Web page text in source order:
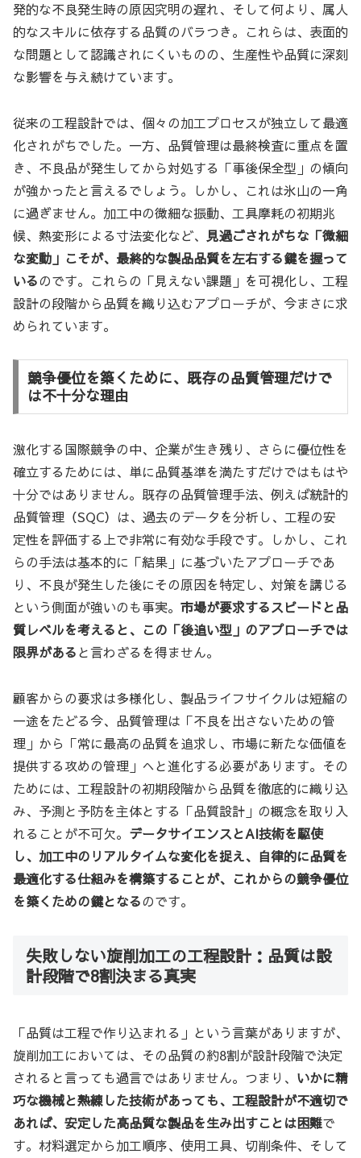
発的な不良発生時の原因究明の遅れ、そして何より、属人
的なスキルに依存する品質のバラつき。これらは、表面的
な問題として認識されにくいものの、生産性や品質に深刻
な影響を与え続けています。
従来の工程設計では、個々の加工プロセスが独立して最適
化されがちでした。一方、品質管理は最終検査に重点を置
き、不良品が発生してから対処する「事後保全型」の傾向
が強かったと言えるでしょう。しかし、これは氷山の一角
に過ぎません。加工中の微細な振動、工具摩耗の初期兆
候、熱変形による寸法変化など、 見過ごされがちな「微細
な変動」こそが、最終的な製品品質を左右する鍵を握って
いるのです。これらの「見えない課題」を可視化し、工程
設計の段階から品質を織り込むアプローチが、今まさに求
められています。
競争優位を築くために、既存の品質管理だけで
は不十分な理由
激化する国際競争の中、企業が生き残り、さらに優位性を
確立するためには、単に品質基準を満たすだけではもはや
十分ではありません。既存の品質管理手法、例えば統計的
品質管理（SQC）は、過去のデータを分析し、工程の安
定性を評価する上で非常に有効な手段です。しかし、これ
らの手法は基本的に「結果」に基づいたアプローチであ
り、不良が発生した後にその原因を特定し、対策を講じる
という側面が強いのも事実。 市場が要求するスピードと品
質レベルを考えると、この「後追い型」のアプローチでは
限界があると言わざるを得ません。
顧客からの要求は多様化し、製品ライフサイクルは短縮の
一途をたどる今、品質管理は「不良を出さないための管
理」から「常に最高の品質を追求し、市場に新たな価値を
提供する攻めの管理」へと進化する必要があります。その
ためには、工程設計の初期段階から品質を徹底的に織り込
み、予測と予防を主体とする「品質設計」の概念を取り入
れることが不可欠。 データサイエンスとAI技術を駆使
し、加工中のリアルタイムな変化を捉え、自律的に品質を
最適化する仕組みを構築することが、これからの競争優位
を築くための鍵となるのです。
失敗しない旋削加工の工程設計：品質は設
計段階で8割決まる真実
「品質は工程で作り込まれる」という言葉がありますが、
旋削加工においては、その品質の約8割が設計段階で決定
されると言っても過言ではありません。つまり、 いかに精
巧な機械と熟練した技術があっても、工程設計が不適切で
あれば、安定した高品質な製品を生み出すことは困難で
す。材料選定から加工順序、使用工具、切削条件、そして